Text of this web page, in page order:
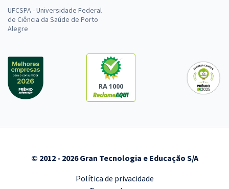
UFCSPA - Universidade Federal
de Ciência da Saúde de Porto
Alegre
RA 1000
© 2012 - 2026 Gran Tecnologia e Educação S/A
Política de privacidade